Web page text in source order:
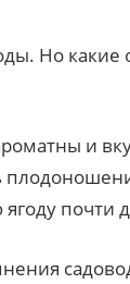
Но
и
почти